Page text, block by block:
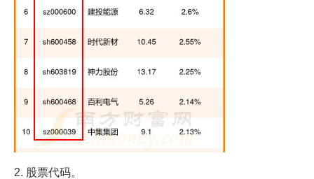
2. 股票代码。